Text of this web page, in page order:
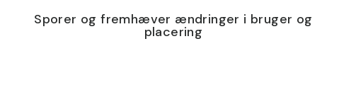
Sporer og fremhæver ændringer i bruger og
placering